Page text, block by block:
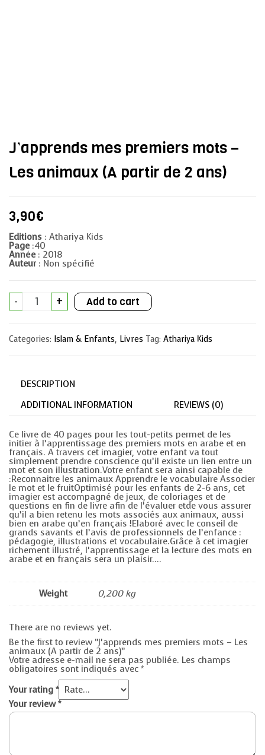
J’apprends mes premiers mots –
Les animaux (A partir de 2 ans)
3,90€
Editions : Athariya Kids
Page:40
Année : 2018
Auteur : Non spécifié
- J'apprends
mes
premiers
Les
2
quantity
+ Add to cart
Categories: Islam & Enfants, Livres Tag: Athariya Kids
DESCRIPTION
ADDITIONAL INFORMATION
REVIEWS (0)
Ce livre de 40 pages pour les tout-petits permet de les
initier à l’apprentissage des premiers mots en arabe et en
français. A travers cet imagier, votre enfant va tout
simplement prendre conscience qu’il existe un lien entre un
mot et son illustration.Votre enfant sera ainsi capable de
:Reconnaitre les animaux Apprendre le vocabulaire Associer
le mot et le fruitOptimisé pour les enfants de 2-6 ans, cet
imagier est accompagné de jeux, de coloriages et de
questions en fin de livre afin de l’évaluer etde vous assurer
qu’il a bien retenu les mots associés aux animaux, aussi
bien en arabe qu’en français !Elaboré avec le conseil de
grands savants et l’avis de professionnels de l’enfance :
pédagogie, illustrations et vocabulaire.Grâce à cet imagier
richement illustré, l’apprentissage et la lecture des mots en
arabe et en français sera un plaisir….
Weight 0,200 kg
There are no reviews yet.
Be the first to review “J’apprends mes premiers mots – Les
animaux (A partir de 2 ans)”
Votre adresse e-mail ne sera pas publiée. Les champs
obligatoires sont indiqués avec *
Your rating *
Your review*